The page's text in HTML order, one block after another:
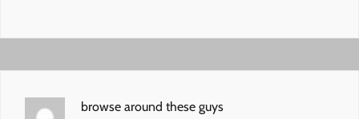
browse around these guys